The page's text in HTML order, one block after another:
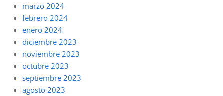
marzo 2024
febrero 2024
enero 2024
diciembre 2023
noviembre 2023
octubre 2023
septiembre 2023
agosto 2023